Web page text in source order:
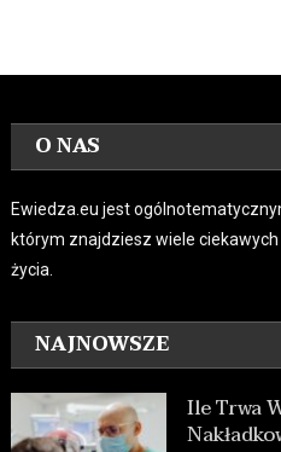
O NAS
Ewiedza.eu jest
którym znajdziesz wiele
życia.
NAJNOWSZE
Ile Trwa